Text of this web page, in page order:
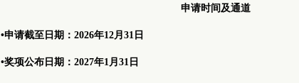
申请时间及通道
•申请截至日期：2026年12月31日
•奖项公布日期：2027年1月31日